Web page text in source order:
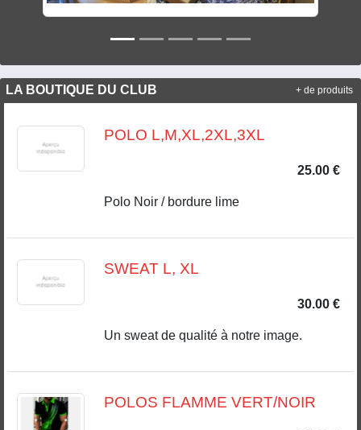
LA BOUTIQUE DU CLUB
POLO L,M,XL,2XL,3XL
25.00 €
Polo Noir / bordure lime
SWEAT L, XL
30.00 €
Un sweat de qualité à notre image.
POLOS FLAMME VERT/NOIR
+ de produits